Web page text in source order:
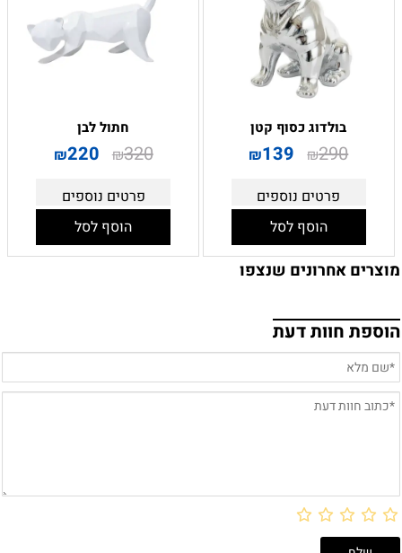
בולדוג כסוף קטן
₪290
₪139
פרטים נוספים
הוסף לסל
חתול לבן
₪320
₪220
פרטים נוספים
הוסף לסל
מוצרים אחרונים שנצפו
הוספת חוות דעת